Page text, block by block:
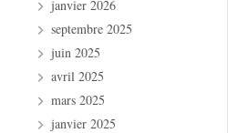
janvier 2026
septembre 2025
juin 2025
avril 2025
mars 2025
janvier 2025